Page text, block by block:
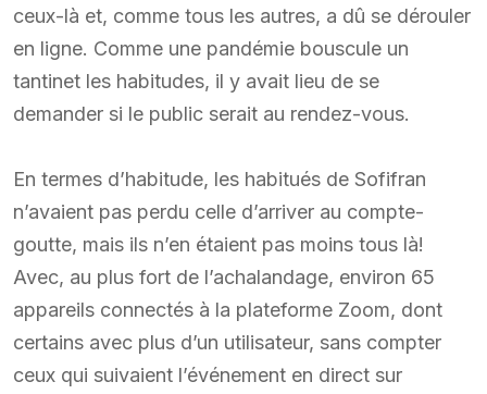
ceux-là et, comme tous les autres, a dû se dérouler
en ligne. Comme une pandémie bouscule un
tantinet les habitudes, il y avait lieu de se
demander si le public serait au rendez-vous.
En termes d’habitude, les habitués de Sofifran
n’avaient pas perdu celle d’arriver au compte-
goutte, mais ils n’en étaient pas moins tous là!
Avec, au plus fort de l’achalandage, environ 65
appareils connectés à la plateforme Zoom, dont
certains avec plus d’un utilisateur, sans compter
ceux qui suivaient l’événement en direct sur